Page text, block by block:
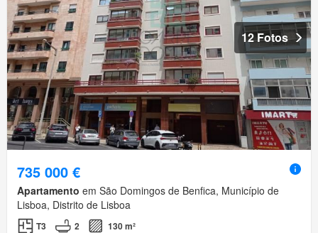
12 Fotos
735 000 €
Apartamento em São Domingos de Benfica, Município de
Lisboa, Distrito de Lisboa
T3 2 130 m²